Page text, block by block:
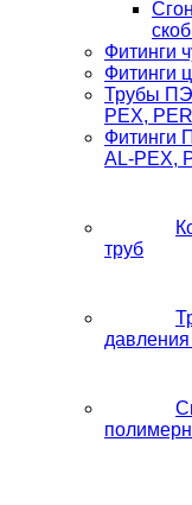
Фитинги
Фитинги
Трубы
PEX,
Фитинги
AL-PEX,
труб